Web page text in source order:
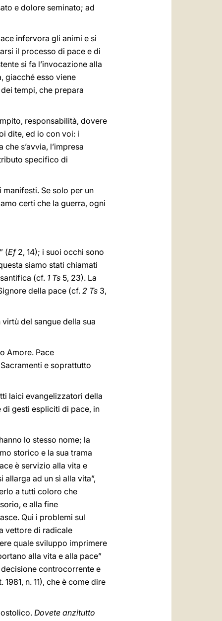
e dolore seminato; ad
infervora gli animi e si
il processo di pace e di
si fa l’invocazione alla
giacché esso viene
tempi, che prepara
responsabilità, dovere
dite, ed io con voi: i
s’avvia, l’impresa
specifico di
Se solo per un
certi che la guerra, ogni
(Ef2, 14); i suoi occhi sono
siamo stati chiamati
(cf. 1 Ts 5, 23). La
della pace (cf.2 Ts 3,
del sangue della sua
Amore. Pace
e soprattutto
laici evangelizzatori della
gesti espliciti di pace, in
lo stesso nome; la
storico e la sua trama
è servizio alla vita e
ad un sì alla vita”,
a tutti coloro che
e alla fine
Qui i problemi sul
vettore di radicale
quale sviluppo imprimere
alla vita e alla pace”
decisione controcorrente e
1981, n. 11), che è come dire
Dovete anzitutto